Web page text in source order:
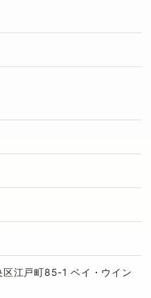
江戸町85-1 ベイ・ウイン